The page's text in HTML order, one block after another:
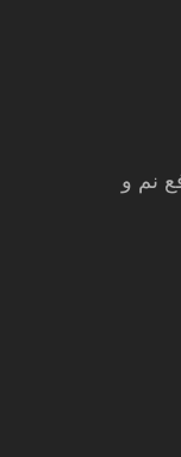
نم و